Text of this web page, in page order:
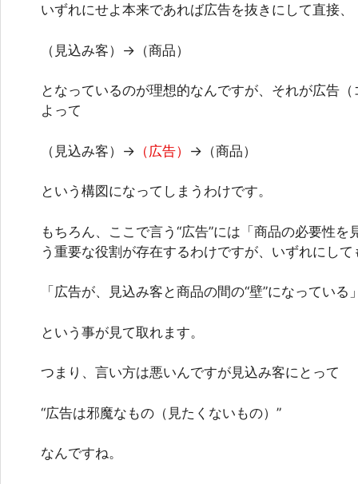
いずれにせよ本来であれば広告を抜きにして直接、
（見込み客）→（商品）
となっているのが理想的なんですが、それが広告
よって
（見込み客）→ （広告） →（商品）
という構図になってしまうわけです。
もちろん、ここで言う“広告”には「商品の必要性
う重要な役割が存在するわけですが、いずれにして
「広告が、見込み客と商品の間の“壁”になっている
という事が見て取れます。
つまり、言い方は悪いんですが見込み客にとって
“広告は邪魔なもの（見たくないもの）”
なんですね。